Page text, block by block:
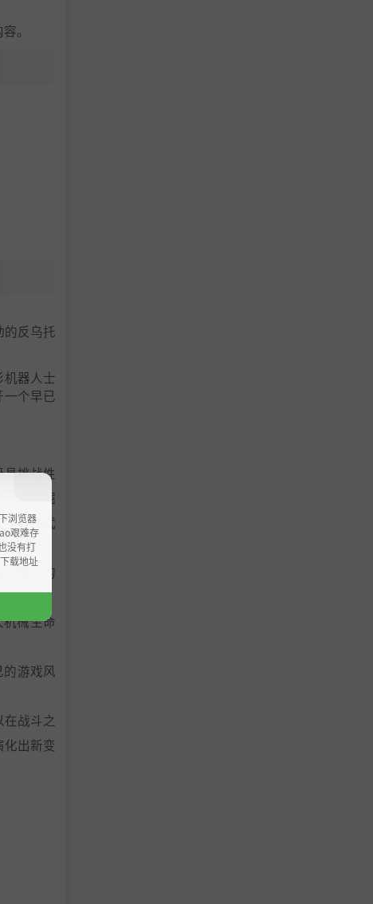
。
的反乌托
器人士
个早已
挑战性
一步挖掘
换各种武
60fps 的
械生命
游戏风
战斗之
化出新变
浏览器
艰难存
没有打
载地址